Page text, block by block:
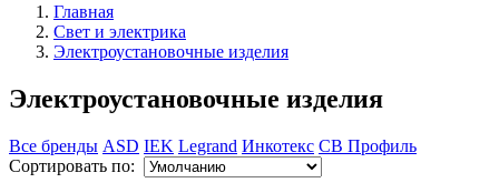
Главная
Свет и электрика
Электроустановочные изделия
Электроустановочные изделия
Все бренды ASD IEK Legrand Инкотекс СВ Профиль
Сортировать по: